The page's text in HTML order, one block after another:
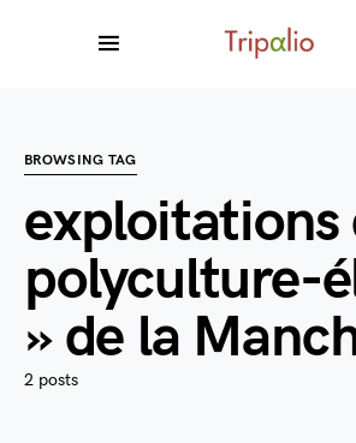
BROWSING TAG
exploitations
polyculture-
» de la
2 posts